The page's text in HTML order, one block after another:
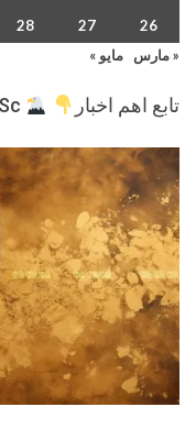
26
27
28
« مارس
مايو »
تابع اهم اخبار